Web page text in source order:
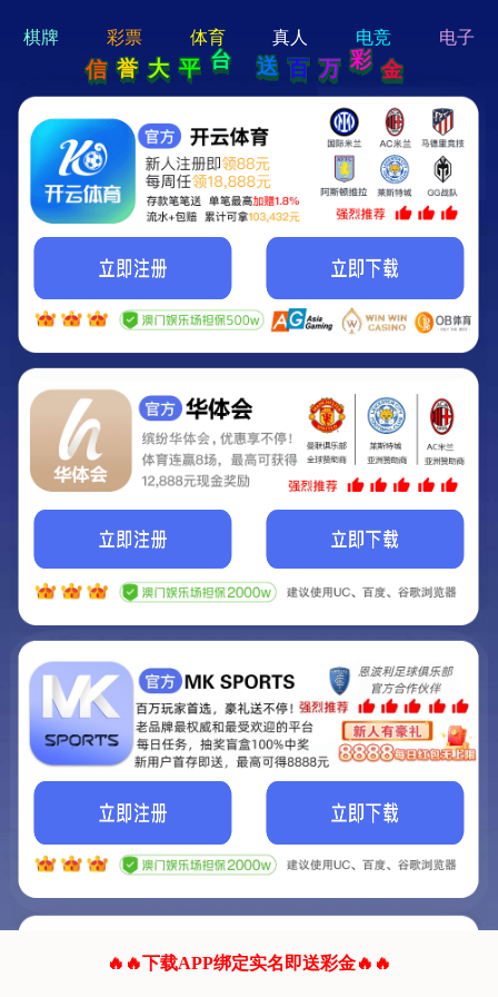
hi 💗
Hey Guys!
我们即将上线啦...
我们的网站正在建设.
它将是非常棒的网站.
联系我们!